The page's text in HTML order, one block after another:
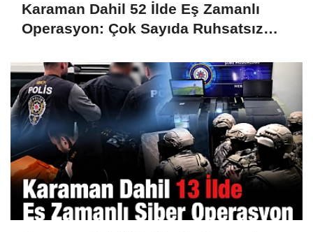
Karaman Dahil 52 İlde Eş Zamanlı
Operasyon: Çok Sayıda Ruhsatsız